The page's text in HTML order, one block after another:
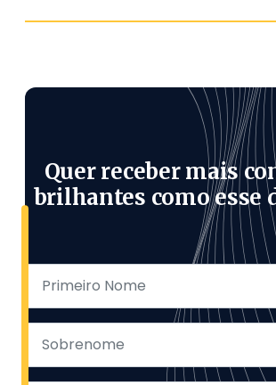
Quer receber mais
brilhantes como esse